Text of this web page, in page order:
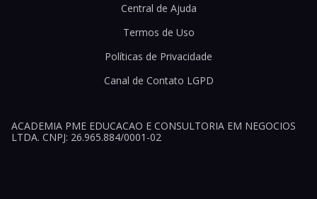
Central de Ajuda
Termos de Uso
Políticas de Privacidade
Canal de Contato LGPD
ACADEMIA PME EDUCACAO E CONSULTORIA EM NEGOCIOS
LTDA. CNPJ: 26.965.884/0001-02